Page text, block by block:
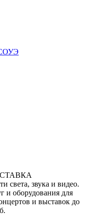
света, звука и видео.
и оборудования для
и выставок до